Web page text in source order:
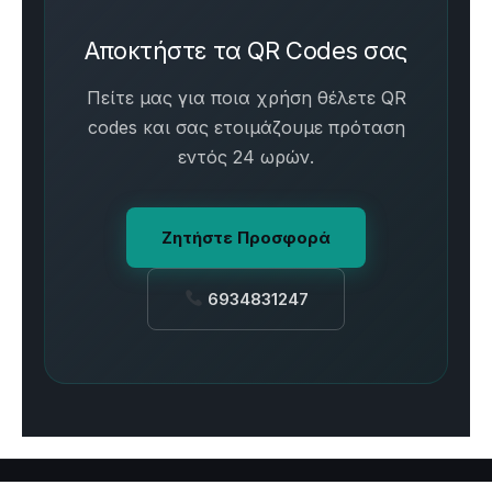
Αποκτήστε τα QR Codes σας
Πείτε μας για ποια χρήση θέλετε QR
codes και σας ετοιμάζουμε πρόταση
εντός 24 ωρών.
Ζητήστε Προσφορά
6934831247